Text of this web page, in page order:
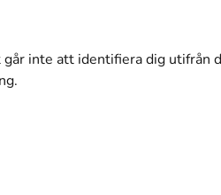
inte att identifiera dig utifrån